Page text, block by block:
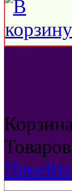
Корзина